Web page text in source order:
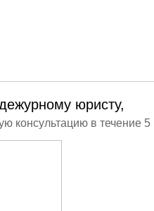
юристу,
консультацию в течение 5